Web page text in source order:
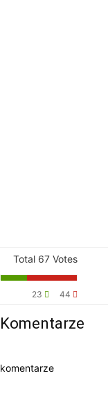
Total 67 Votes
44
23
Komentarze
komentarze